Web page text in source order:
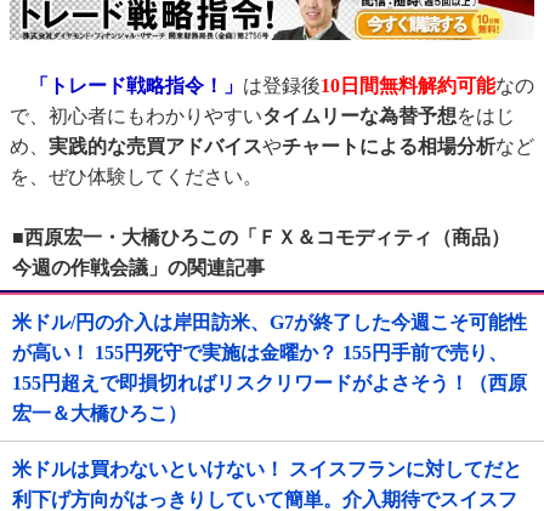
「トレード戦略指令！」 は登録後10日間無料解約可能なの
で、初心者にもわかりやすいタイムリーな為替予想をはじ
め、 実践的な売買アドバイスやチャートによる相場分析など
を、ぜひ体験してください。
■西原宏一・大橋ひろこの「ＦＸ＆コモディティ（商品）
今週の作戦会議」の関連記事
米ドル/円の介入は岸田訪米、G7が終了した今週こそ可能性
が高い！ 155円死守で実施は金曜か？ 155円手前で売り、
155円超えで即損切ればリスクリワードがよさそう！（西原
宏一＆大橋ひろこ）
米ドルは買わないといけない！ スイスフランに対してだと
利下げ方向がはっきりしていて簡単。介入期待でスイスフ